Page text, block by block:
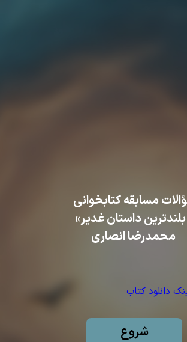
مسابقه کتابخوانی
داستان غدیر»
محمدرضا انصاری
دانلود کتاب
شروع